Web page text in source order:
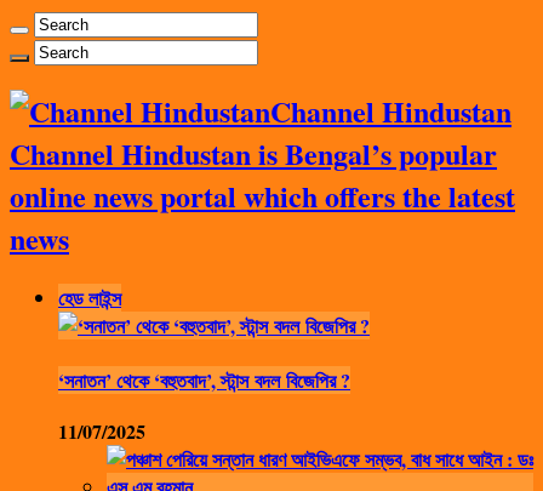
Channel Hindustan
Channel Hindustan is Bengal’s popular
online news portal which offers the latest
news
হেড লাইন্স
‘সনাতন’ থেকে ‘বহুতবাদ’, স্টান্স বদল বিজেপির ?
11/07/2025